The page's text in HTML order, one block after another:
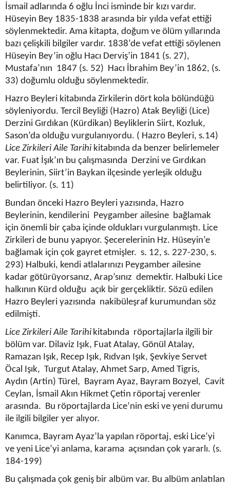
İsmail adlarında 6 oğlu İnci isminde bir kızı vardır.
Hüseyin Bey 1835-1838 arasında bir yılda vefat ettiği
söylenmektedir. Ama kitapta, doğum ve ölüm yıllarında
bazı çelişkili bilgiler vardır. 1838’de vefat ettiği söylenen
Hüseyin Bey’in oğlu Hacı Derviş’in 1841 (s. 27),
Mustafa’nın 1847 (s. 52) Hacı İbrahim Bey’in 1862, (s.
33) doğumlu olduğu söylenmektedir.
Hazro Beyleri kitabında Zirkilerin dört kola bölündüğü
söyleniyordu. Tercil Beyliği (Hazro) Atak Beyliği (Lice)
Derzini Gırdıkan (Kürdikan) Beyliklerin Siirt, Kozluk,
Sason’da olduğu vurgulanıyordu. ( Hazro Beyleri, s.14)
Lice Zirkileri Aile Tarihi kitabında da benzer belirlemeler
var. Fuat İşık’ın bu çalışmasında Derzini ve Gırdıkan
Beylerinin, Siirt’in Baykan ilçesinde yerleşik olduğu
belirtiliyor. (s. 11)
Bundan önceki Hazro Beyleri yazısında, Hazro
Beylerinin, kendilerini Peygamber ailesine bağlamak
için önemli bir çaba içinde oldukları vurgulanmıştı. Lice
Zirkileri de bunu yapıyor. Şecerelerinin Hz. Hüseyin’e
bağlamak için çok gayret etmişler. s. 12, s. 227-230, s.
293) Halbuki, kendi atlalarınızı Peygamber ailesine
kadar götürüyorsanız, Arap’sınız demektir. Halbuki Lice
halkının Kürd olduğu açık bir gerçekliktir. Sözü edilen
Hazro Beyleri yazısında nakibüleşraf kurumundan söz
edilmişti.
Lice Zirkileri Aile Tarihi kitabında röportajlarla ilgili bir
bölüm var. Dilaviz Işık, Fuat Atalay, Gönül Atalay,
Ramazan Işık, Recep Işık, Rıdvan Işık, Şevkiye Servet
Öcal Işık, Turgut Atalay, Ahmet Sarp, Amed Tigris,
Aydın (Artin) Türel, Bayram Ayaz, Bayram Bozyel, Cavit
Ceylan, İsmail Akın Hikmet Çetin röportaj verenler
arasında. Bu röportajlarda Lice’nin eski ve yeni durumu
ile ilgili bilgiler yer alıyor.
Kanımca, Bayram Ayaz’la yapılan röportaj, eski Lice’yi
ve yeni Lice’yi anlama, karama açısından çok yararlı. (s.
184-199)
Bu çalışmada çok geniş bir albüm var. Bu albüm anlatılan